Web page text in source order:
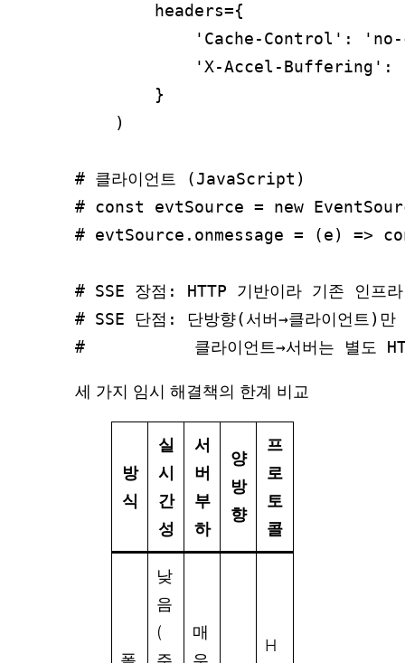
        headers={
'Cache-Control':
'X-Accel-Buffering':
        }
    )
# 클라이언트 (JavaScript)
# const evtSource = new
# evtSource.onmessage = (e) =>
# SSE 장점: HTTP 기반이라 기존 인프
# SSE 단점: 단방향(서버→클라이언트)만
세 가지 임시 해결책의 한계 비교
방
식
실
시
간
성
서
버
부
하
양
방
향
프
로
토
콜
낮
음
(
매
H